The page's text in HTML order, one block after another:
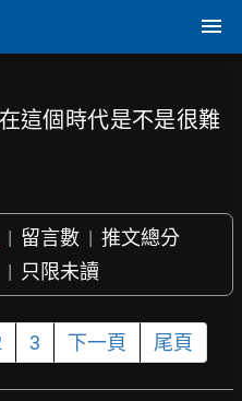
這個時代是不是很難
| 留言數 | 推文總分
| 只限未讀
3 下一頁 尾頁